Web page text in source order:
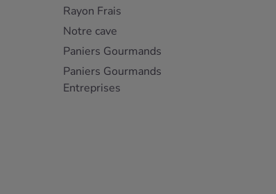
Rayon Frais
Notre cave
Paniers Gourmands
Paniers Gourmands
Entreprises